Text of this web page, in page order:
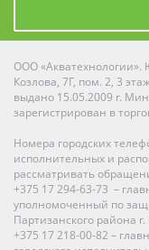
ООО «Акватехнологии».
Козлова, 7Г, пом. 2, 3
выдано 15.05.2009 г.
зарегистрирован в
Номера городских
исполнительных и
рассматривать
+375 17 294-63-73 –
уполномоченный по
Партизанского района
+375 17 218-00-82 –